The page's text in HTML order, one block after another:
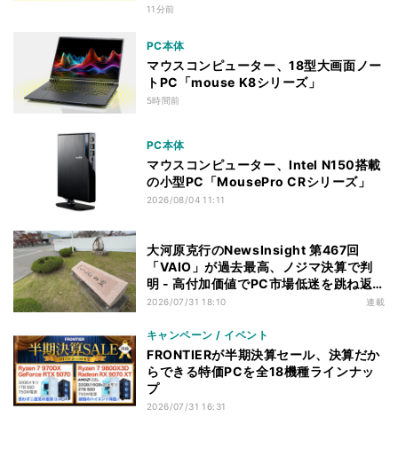
11分前
PC本体
マウスコンピューター、18型大画面ノー
トPC「mouse K8シリーズ」
5時間前
PC本体
マウスコンピューター、Intel N150搭載
の小型PC「MousePro CRシリーズ」
2026/08/04 11:11
大河原克行のNewsInsight 第467回
「VAIO」が過去最高、ノジマ決算で判
明 - 高付加価値でPC市場低迷を跳ね返
す
2026/07/31 18:10 連載
キャンペーン / イベント
FRONTIERが半期決算セール、決算だか
らできる特価PCを全18機種ラインナッ
プ
2026/07/31 16:31